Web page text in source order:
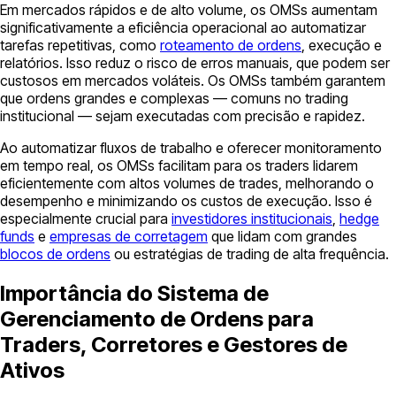
Em mercados rápidos e de alto volume, os OMSs aumentam
significativamente a eficiência operacional ao automatizar
tarefas repetitivas, como roteamento de ordens, execução e
relatórios. Isso reduz o risco de erros manuais, que podem ser
custosos em mercados voláteis. Os OMSs também garantem
que ordens grandes e complexas — comuns no trading
institucional — sejam executadas com precisão e rapidez.
Ao automatizar fluxos de trabalho e oferecer monitoramento
em tempo real, os OMSs facilitam para os traders lidarem
eficientemente com altos volumes de trades, melhorando o
desempenho e minimizando os custos de execução. Isso é
especialmente crucial para investidores institucionais, hedge
funds e empresas de corretagem que lidam com grandes
blocos de ordens ou estratégias de trading de alta frequência.
Importância do Sistema de
Gerenciamento de Ordens para
Traders, Corretores e Gestores de
Ativos